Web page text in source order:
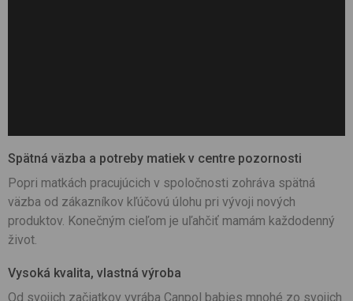
Spätná väzba a potreby matiek v centre pozornosti
Popri matkách pracujúcich v spoločnosti zohráva spätná
väzba od zákazníkov kľúčovú úlohu pri vývoji nových
produktov . Konečným cieľom je uľahčiť mamám každodenný
život.
Vysoká kvalita, vlastná výroba
Od svojich začiatkov vyrába Canpol babies mnohé zo svojich